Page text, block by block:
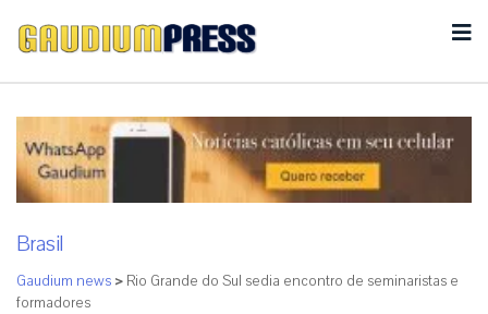
Brasil
Gaudium news > Rio Grande do Sul sedia encontro de seminaristas e
formadores